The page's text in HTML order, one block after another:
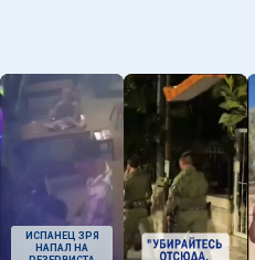
ИСПАНЕЦ ЗРЯ
НАПАЛ НА